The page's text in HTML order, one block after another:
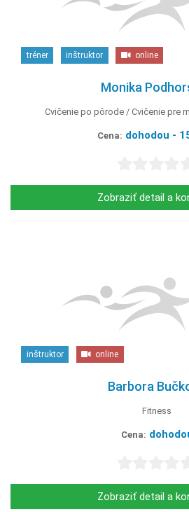
tréner inštruktor online
Monika
Cvičenie po pôrode Cvičenie pre
Cena: dohodou -
Zobraziť detail a
inštruktor online
Barbora
Fitness
Cena:
Zobraziť detail a